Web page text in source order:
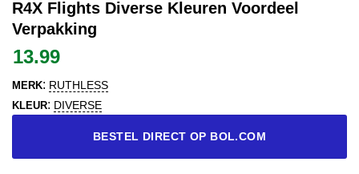
R4X Flights Diverse Kleuren Voordeel
Verpakking
13.99
MERK: RUTHLESS
KLEUR: DIVERSE
BESTEL DIRECT OP BOL.COM